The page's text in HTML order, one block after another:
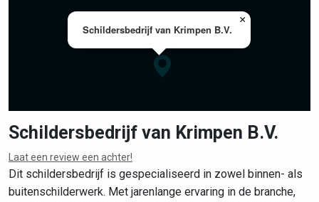
Schildersbedrijf van Krimpen B.V.
×
Leaflet|©OpenStreetMapcontributors
Schildersbedrijf van Krimpen B.V.
Laat een review een achter!
Dit schildersbedrijf is gespecialiseerd in zowel binnen- als
buitenschilderwerk. Met jarenlange ervaring in de branche,